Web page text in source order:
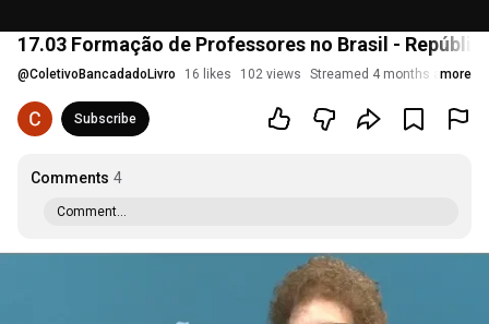
17.03 Formação de Professores no Brasil -
@ColetivoBancadadoLivro 16 likes 102 views Streamed 4 months agomore
Subscribe
Comments 4
Comment...